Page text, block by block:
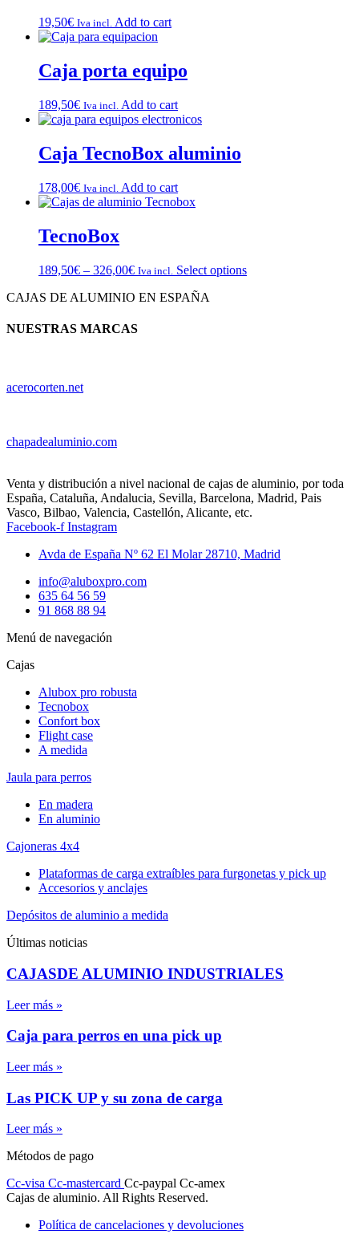
19,50€ Iva incl. Add to cart
Caja porta equipo
189,50€ Iva incl. Add to cart
Caja TecnoBox aluminio
178,00€ Iva incl. Add to cart
TecnoBox
189,50€ – 326,00€ Iva incl. Select options
CAJAS DE ALUMINIO EN ESPAÑA
NUESTRAS MARCAS
acerocorten.net
chapadealuminio.com
Venta y distribución a nivel nacional de cajas de aluminio, por toda
España, Cataluña, Andalucia, Sevilla, Barcelona, Madrid, Pais
Vasco, Bilbao, Valencia, Castellón, Alicante, etc.
Facebook-f Instagram
Avda de España Nº 62 El Molar 28710, Madrid
info@aluboxpro.com
635 64 56 59
91 868 88 94
Menú de navegación
Cajas
Alubox pro robusta
Tecnobox
Confort box
Flight case
A medida
Jaula para perros
En madera
En aluminio
Cajoneras 4x4
Plataformas de carga extraíbles para furgonetas y pick up
Accesorios y anclajes
Depósitos de aluminio a medida
Últimas noticias
CAJASDE ALUMINIO INDUSTRIALES
Leer más »
Caja para perros en una pick up
Leer más »
Las PICK UP y su zona de carga
Leer más »
Métodos de pago
Cc-visa Cc-mastercard Cc-paypal Cc-amex
Cajas de aluminio. All Rights Reserved.
Política de cancelaciones y devoluciones